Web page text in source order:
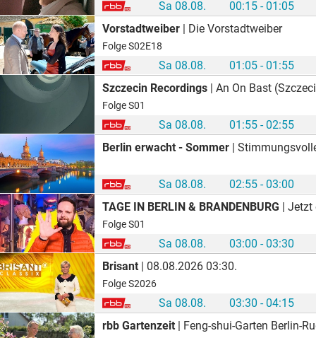
Sa 08.08.
00:15 - 01:05
Vorstadtweiber | Die Vorstadtweiber
Folge S02E18
Sa 08.08.
01:05 - 01:55
Szczecin Recordings | An On Bast
Folge S01
Sa 08.08.
01:55 - 02:55
Berlin erwacht - Sommer | Stimmungsvolle Szenen aus den
Sa 08.08.
02:55 - 03:00
TAGE IN BERLIN & BRANDENBURG | Jetzt
Folge S01
Sa 08.08.
03:00 - 03:30
Brisant | 08.08.2026 03:30.
Folge S2026
Sa 08.08.
03:30 - 04:15
rbb Gartenzeit | Feng-shui-Garten Berlin-